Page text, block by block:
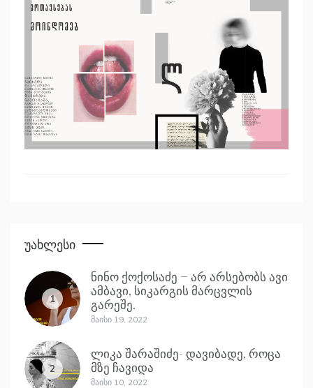
Უახლესი
1
ნინო ქოქოსაძე – არ არსებობს ავი
ამბავი, სიკარგის მარცვლის
გარეშე.
Მაისი 19, 2022
2
ლიკა შარაშიძე- დავიბადე, როცა
მზე ჩავიდა
Მაისი 10, 2022